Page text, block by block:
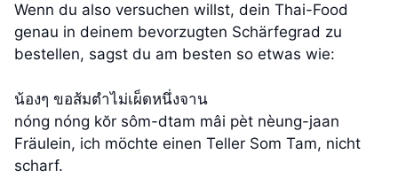
Wenn du also versuchen willst, dein Thai-Food
genau in deinem bevorzugten Schärfegrad zu
bestellen, sagst du am besten so etwas wie:
น้องๆ ขอส้มตำไม่เผ็ดหนึ่งจาน
nóng nóng kŏr sôm-dtam mâi pèt nèung-jaan
Fräulein, ich möchte einen Teller Som Tam, nicht
scharf.